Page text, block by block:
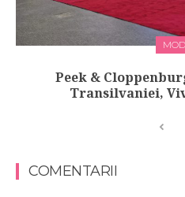
Peek &
Transilvaniei,
COMENTARII